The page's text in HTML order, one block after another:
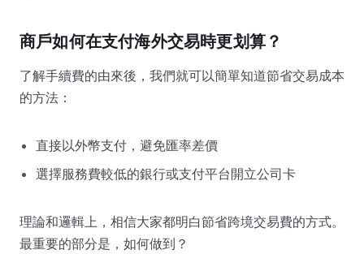
商戶如何在支付海外交易時更划算？
了解手續費的由來後，我們就可以簡單知道節省交易成本
的方法：
直接以外幣支付，避免匯率差價
選擇服務費較低的銀行或支付平台開立公司卡
理論和邏輯上，相信大家都明白節省跨境交易費的方式。
最重要的部分是，如何做到？